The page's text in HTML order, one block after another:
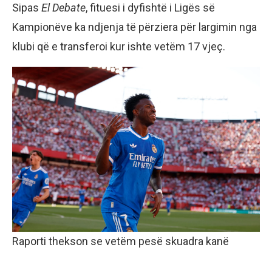
Sipas El Debate, fituesi i dyfishtë i Ligës së
Kampionëve ka ndjenja të përziera për largimin nga
klubi që e transferoi kur ishte vetëm 17 vjeç.
Raporti thekson se vetëm pesë skuadra kanë